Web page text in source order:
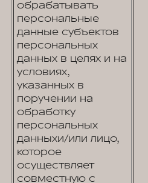
обрабатывать
персональные
данные субъектов
персональных
данных в целях и на
условиях,
указанных в
поручении на
обработку
персональных
данныхи/или лицо,
которое
осуществляет
совместную с